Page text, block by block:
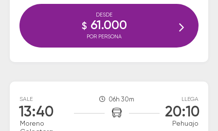
DESDE
$ 61.000
POR PERSONA
SALE
13:40
Moreno
06h 30m LLEGA
20:10
Pehuajo